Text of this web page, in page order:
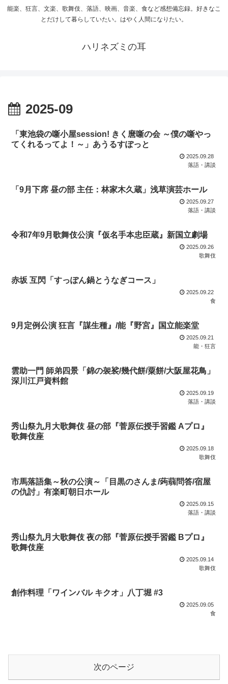
能楽、狂言、文楽、歌舞伎、落語、映画、音楽、食など感想備忘録。好きなこ
とだけして暮らしていたい。はやく人間になりたい。
ハリネズミの耳
2025-09
「東池袋の噺小屋session! きく麿噺の会 ～僕の噺やっ
てくれるってよ！～」あうるすぽっと
2025.09.28
落語・講談
「9月下席 昼の部 主任：林家木久蔵」浅草演芸ホール
2025.09.27
落語・講談
令和7年9月歌舞伎公演『仮名手本忠臣蔵』新国立劇場
2025.09.26
歌舞伎
赤坂 互閃「すっぽん鍋とうなぎコース」
2025.09.22
食
9月定例公演 狂言『謀生種』/能『野宮』国立能楽堂
2025.09.21
能・狂言
雲助一門 師弟四景「錦の袈裟/幾代餅/粟餅/大阪屋花鳥」
深川江戸資料館
2025.09.19
落語・講談
秀山祭九月大歌舞伎 昼の部『菅原伝授手習鑑 Aプロ』
歌舞伎座
2025.09.18
歌舞伎
市馬落語集～秋の公演～「目黒のさんま/蒟蒻問答/宿屋
の仇討」有楽町朝日ホール
2025.09.15
落語・講談
秀山祭九月大歌舞伎 夜の部『菅原伝授手習鑑 Bプロ』
歌舞伎座
2025.09.14
歌舞伎
創作料理「ワインバル キクオ」八丁堀 #3
2025.09.05
食
次のページ